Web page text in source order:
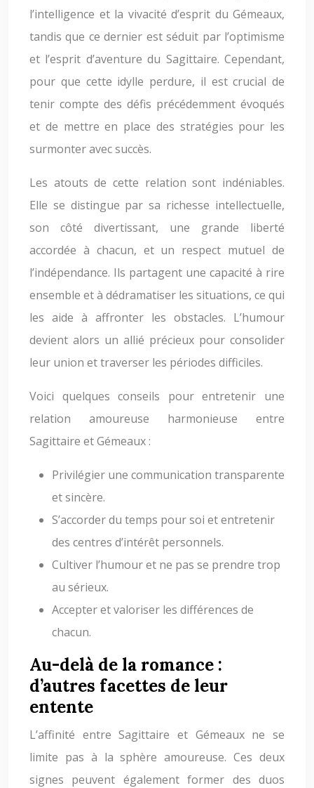
l’intelligence et la vivacité d’esprit du Gémeaux,
tandis que ce dernier est séduit par l’optimisme
et l’esprit d’aventure du Sagittaire. Cependant,
pour que cette idylle perdure, il est crucial de
tenir compte des défis précédemment évoqués
et de mettre en place des stratégies pour les
surmonter avec succès.
Les atouts de cette relation sont indéniables.
Elle se distingue par sa richesse intellectuelle,
son côté divertissant, une grande liberté
accordée à chacun, et un respect mutuel de
l’indépendance. Ils partagent une capacité à rire
ensemble et à dédramatiser les situations, ce qui
les aide à affronter les obstacles. L’humour
devient alors un allié précieux pour consolider
leur union et traverser les périodes difficiles.
Voici quelques conseils pour entretenir une
relation amoureuse harmonieuse entre
Sagittaire et Gémeaux :
Privilégier une communication transparente
et sincère.
S’accorder du temps pour soi et entretenir
des centres d’intérêt personnels.
Cultiver l’humour et ne pas se prendre trop
au sérieux.
Accepter et valoriser les différences de
chacun.
Au-delà de la romance :
d’autres facettes de leur
entente
L’affinité entre Sagittaire et Gémeaux ne se
limite pas à la sphère amoureuse. Ces deux
signes peuvent également former des duos